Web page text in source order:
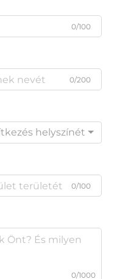
0/100
0/200
helyszínét
0/100
0/1000